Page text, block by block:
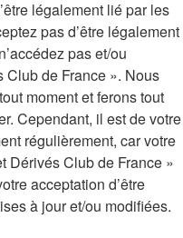
légalement lié par les
pas d’être légalement
pas et/ou
Club de France ». Nous
moment et ferons tout
Cependant, il est de votre
régulièrement, car votre
Dérivés Club de France »
acceptation d’être
à jour et/ou modifiées.